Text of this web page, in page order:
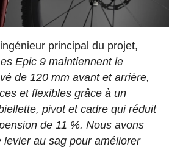
principal du projet,
Epic 9 maintiennent le
de 120 mm avant et arrière,
et flexibles grâce à un
pivot et cadre qui réduit
de 11 %. Nous avons
au sag pour améliorer